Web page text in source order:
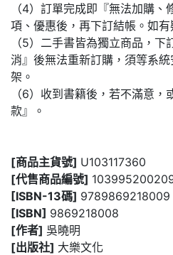
（4）訂單完成即『無法加購
項、優惠後，再下訂結帳。如有
（5）二手書皆為獨立商品，
消』後無法重新訂購，須等系
架。
（6）收到書籍後，若不滿意
款』。
[商品主貨號] U103117360
[代售商品編號]
[ISBN-13碼] 9789869218009
[ISBN] 9869218008
[作者] 吳曉明
[出版社] 大樂文化